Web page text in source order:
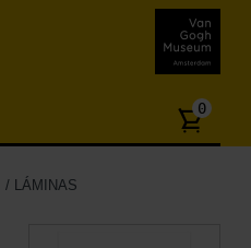
0
LÁMINAS